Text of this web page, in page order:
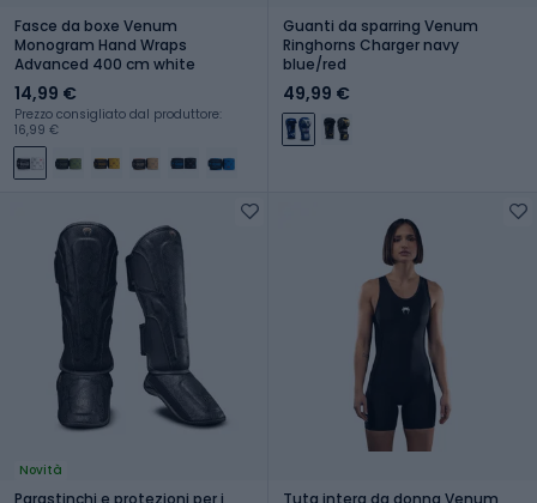
Fasce da boxe Venum
Monogram Hand Wraps
Advanced 400 cm white
14,99 €
Prezzo consigliato dal produttore:
16,99 €
Guanti da sparring Venum
Ringhorns Charger navy
blue/red
49,99 €
Novità
Parastinchi e protezioni per i
Tuta intera da donna Venum